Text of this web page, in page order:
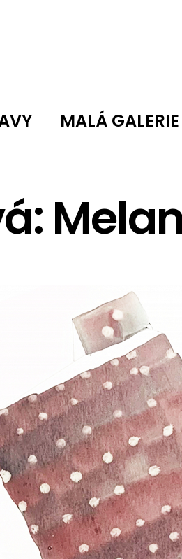
MALÁ GALERIE